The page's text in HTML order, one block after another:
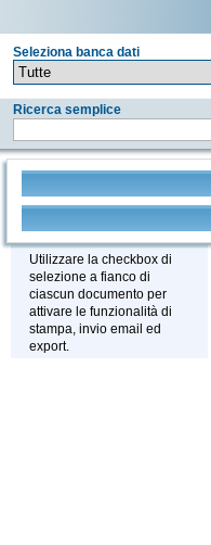
Seleziona banca dati
Ricerca semplice
Stampa - Email - Export
Utilizzare la checkbox di
selezione a fianco di
ciascun documento per
attivare le funzionalità di
stampa, invio email ed
export.